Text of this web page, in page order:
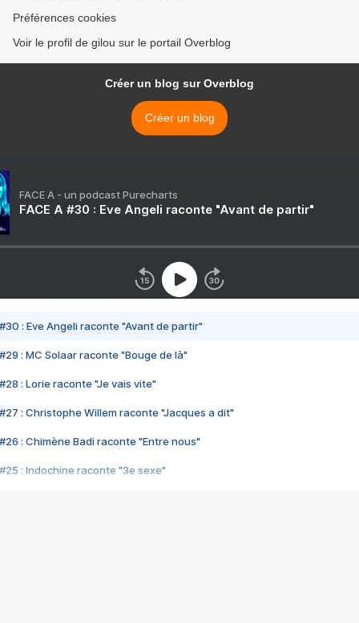
Préférences cookies
Voir le profil de gilou sur le portail Overblog
Créer un blog sur Overblog
Créer un blog
FACE A - un podcast Purecharts
FACE A #30 : Eve Angeli raconte "Avant de partir"
#30 : Eve Angeli raconte "Avant de partir"
#29 : MC Solaar raconte "Bouge de là"
#28 : Lorie raconte "Je vais vite"
#27 : Christophe Willem raconte "Jacques a dit"
#26 : Chimène Badi raconte "Entre nous"
#25 : Indochine raconte "3e sexe"